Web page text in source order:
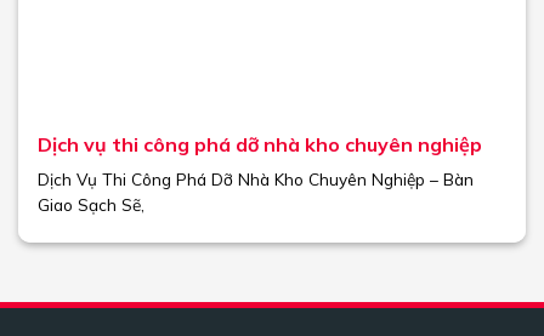
Dịch vụ thi công phá dỡ nhà kho chuyên nghiệp
Dịch Vụ Thi Công Phá Dỡ Nhà Kho Chuyên Nghiệp – Bàn
Giao Sạch Sẽ,